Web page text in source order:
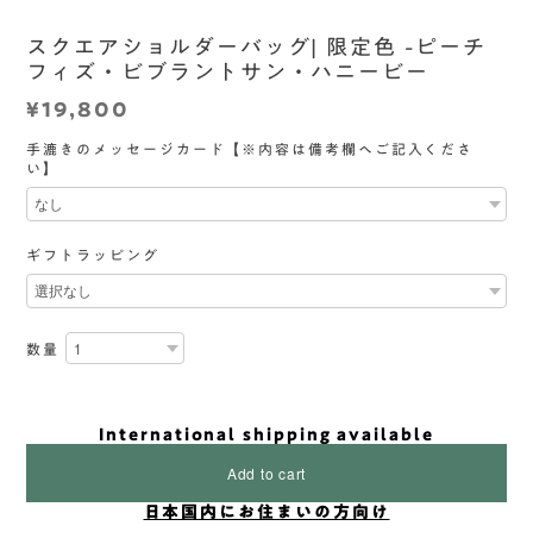
スクエアショルダーバッグ| 限定色 -ピーチ
フィズ・ビブラントサン・ハニービー
¥19,800
手漉きのメッセージカード【※内容は備考欄へご記入くださ
い】
ギフトラッピング
数量
International shipping available
Add to cart
日本国内にお住まいの方向け